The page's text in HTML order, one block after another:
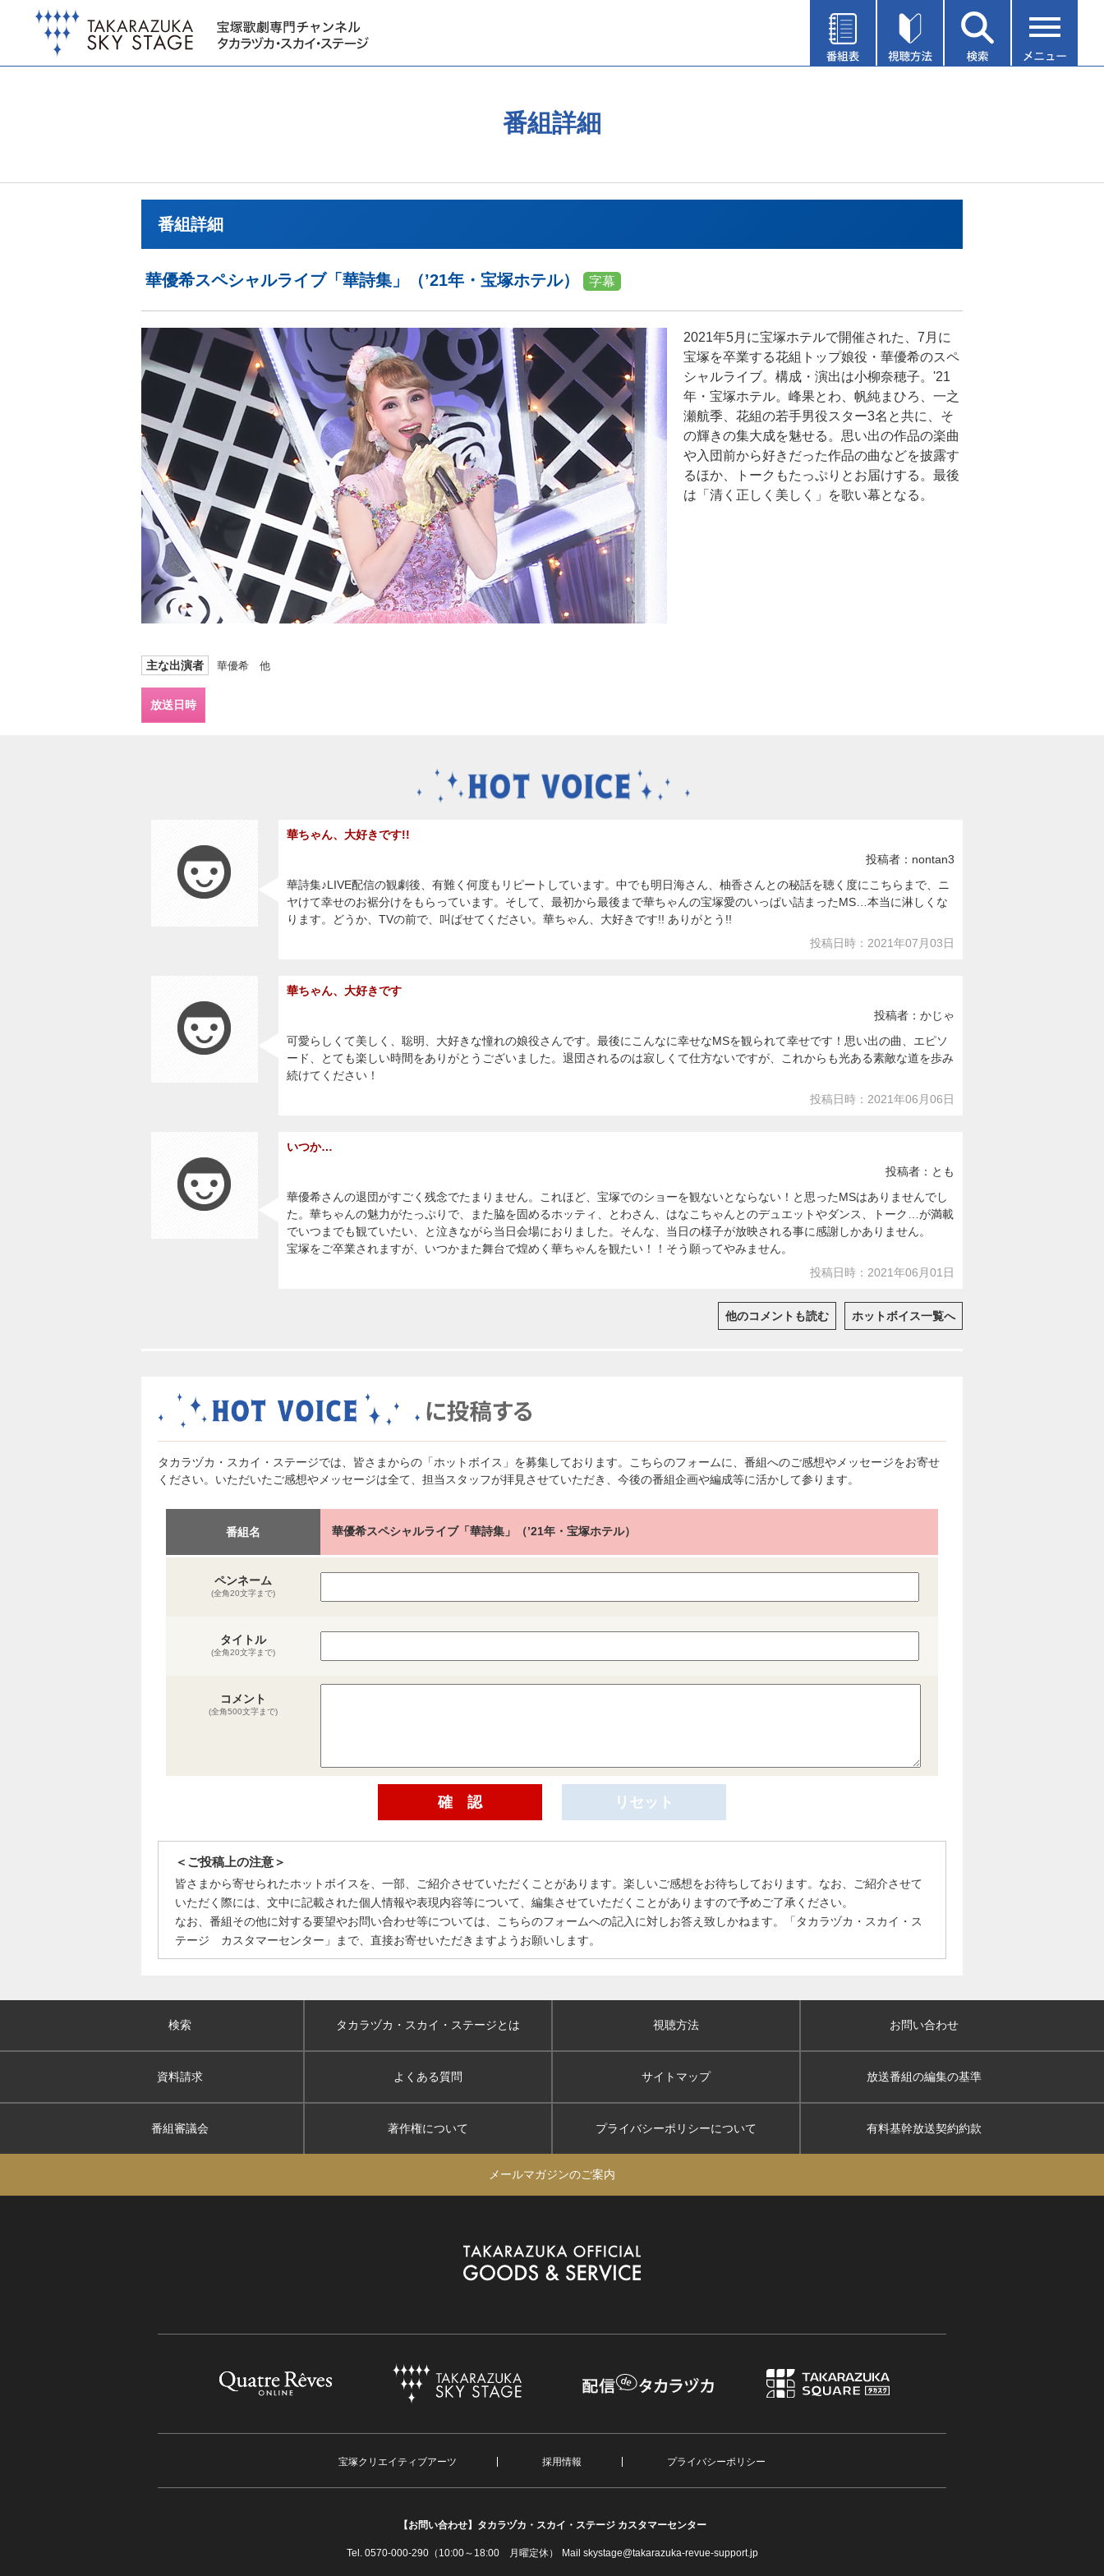
番組詳細
番組詳細
華優希スペシャルライブ「華詩集」（’21年・宝塚ホテル） 字幕
2021年5月に宝塚ホテルで開催された、7月に
宝塚を卒業する花組トップ娘役・華優希のスペ
シャルライブ。構成・演出は小柳奈穂子。'21
年・宝塚ホテル。峰果とわ、帆純まひろ、一之
瀬航季、花組の若手男役スター3名と共に、そ
の輝きの集大成を魅せる。思い出の作品の楽曲
や入団前から好きだった作品の曲などを披露す
るほか、トークもたっぷりとお届けする。最後
は「清く正しく美しく」を歌い幕となる。
主な出演者 華優希 他
放送日時
華ちゃん、大好きです!!
投稿者：nontan3
華詩集♪LIVE配信の観劇後、有難く何度もリピートしています。中でも明日海さん、柚香さんとの秘話を聴く度にこちらまで、ニ
ヤけて幸せのお裾分けをもらっています。そして、最初から最後まで華ちゃんの宝塚愛のいっぱい詰まったMS…本当に淋しくな
ります。どうか、TVの前で、叫ばせてください。華ちゃん、大好きです!! ありがとう!!
投稿日時：2021年07月03日
華ちゃん、大好きです
投稿者：かじゃ
可愛らしくて美しく、聡明、大好きな憧れの娘役さんです。最後にこんなに幸せなMSを観られて幸せです！思い出の曲、エピソ
ード、とても楽しい時間をありがとうございました。退団されるのは寂しくて仕方ないですが、これからも光ある素敵な道を歩み
続けてください！
投稿日時：2021年06月06日
いつか…
投稿者：とも
華優希さんの退団がすごく残念でたまりません。これほど、宝塚でのショーを観ないとならない！と思ったMSはありませんでし
た。華ちゃんの魅力がたっぷりで、また脇を固めるホッティ、とわさん、はなこちゃんとのデュエットやダンス、トーク…が満載
でいつまでも観ていたい、と泣きながら当日会場におりました。そんな、当日の様子が放映される事に感謝しかありません。
宝塚をご卒業されますが、いつかまた舞台で煌めく華ちゃんを観たい！！そう願ってやみません。
投稿日時：2021年06月01日
他のコメントも読む ホットボイス一覧へ
タカラヅカ・スカイ・ステージでは、皆さまからの「ホットボイス」を募集しております。こちらのフォームに、番組へのご感想やメッセージをお寄せ
ください。いただいたご感想やメッセージは全て、担当スタッフが拝見させていただき、今後の番組企画や編成等に活かして参ります。
番組名 華優希スペシャルライブ「華詩集」（’21年・宝塚ホテル）
ペンネーム
(全角20文字まで)
タイトル
(全角20文字まで)
コメント
(全角500文字まで)
＜ご投稿上の注意＞
皆さまから寄せられたホットボイスを、一部、ご紹介させていただくことがあります。楽しいご感想をお待ちしております。なお、ご紹介させて
いただく際には、文中に記載された個人情報や表現内容等について、編集させていただくことがありますので予めご了承ください。
なお、番組その他に対する要望やお問い合わせ等については、こちらのフォームへの記入に対しお答え致しかねます。「タカラヅカ・スカイ・ス
テージ カスタマーセンター」まで、直接お寄せいただきますようお願いします。
検索 タカラヅカ・スカイ ・ステージとは 視聴方法 お問い合わせ
資料請求 よくある質問 サイトマップ 放送番組の編集の基準
番組審議会 著作権について プライバシーポリシーについて 有料基幹放送契約約款
メールマガジンのご案内
宝塚クリエイティブアーツ 採用情報 プライバシーポリシー
【お問い合わせ】 タカラヅカ・スカイ・ステージ カスタマーセンター
Tel. 0570-000-290（10:00～18:00 月曜定休） Mail skystage@takarazuka-revue-support.jp